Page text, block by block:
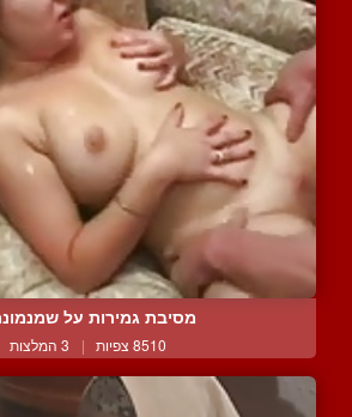
מסיבת גמירות על
8510 צפיות | 3 המלצות